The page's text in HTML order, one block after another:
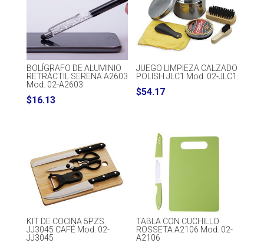
BOLÍGRAFO DE ALUMINIO
RETRÁCTIL SERENA A2603
Mod. 02-A2603
$16.13
JUEGO LIMPIEZA CALZADO
POLISH JLC1 Mod. 02-JLC1
$54.17
KIT DE COCINA 5PZS.
JJ3045 CAFÉ Mod. 02-
JJ3045
TABLA CON CUCHILLO
ROSSETA A2106 Mod. 02-
A2106